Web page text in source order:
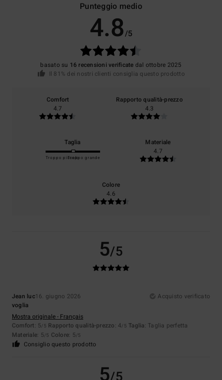
Punteggio medio
4.8/5
basato su 16 recensioni verificate dal ottobre 2025
Il 81% dei nostri clienti consiglia questo prodotto
Comfort
4.7
Rapporto qualità-prezzo
4.3
Taglia
Troppo piccoloTroppo grande
Materiale
4.7
Colore
4.6
5/5
Jean luc16. giugno 2026
Acquisto verificato
voglia
Mostra originale - Français
Comfort: 5/5 Rapporto qualità-prezzo: 4/5 Taglia: Taglia perfetta
Materiale: 5/5 Colore: 5/5
Consiglio questo prodotto